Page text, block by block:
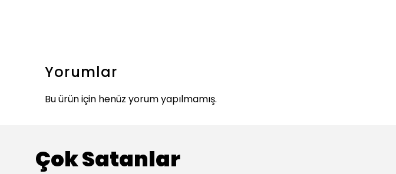
Yorumlar
Bu ürün için henüz yorum yapılmamış.
Çok Satanlar